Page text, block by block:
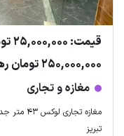
قیمت: 25,000,000 تومان اجاره
250,000,000 تومان رهن
مغازه و تجاری
مغازه تجاری لوکس ۴۳ متر جدیری
تبریز